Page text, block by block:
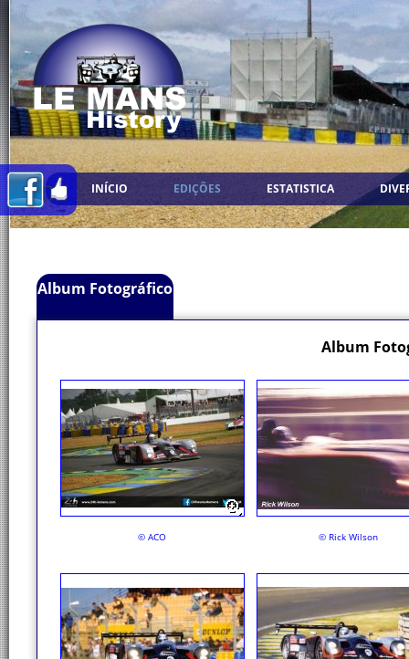
INÍCIO EDIÇÕES ESTATISTICA
Album Fotográfico
Album
© ACO © Rick Wilson